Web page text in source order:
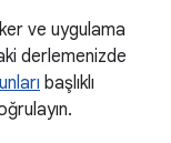
ve uygulama
derlemenizde
başlıklı